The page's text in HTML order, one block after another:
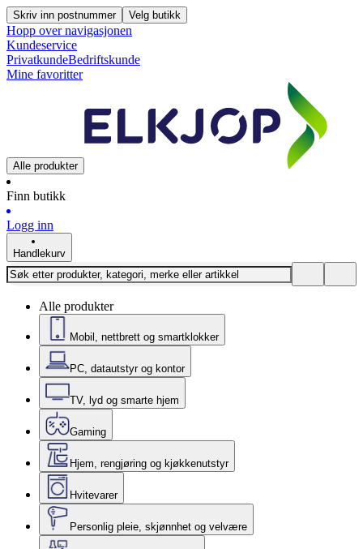
Skriv inn postnummer Velg butikk
Hopp over navigasjonen
Kundeservice
PrivatkundeBedriftskunde
Mine favoritter
Alle produkter
Finn butikk
Logg inn
Handlekurv
Alle produkter
Mobil, nettbrett og smartklokker
PC, datautstyr og kontor
TV, lyd og smarte hjem
Gaming
Hjem, rengjøring og kjøkkenutstyr
Hvitevarer
Personlig pleie, skjønnhet og velvære